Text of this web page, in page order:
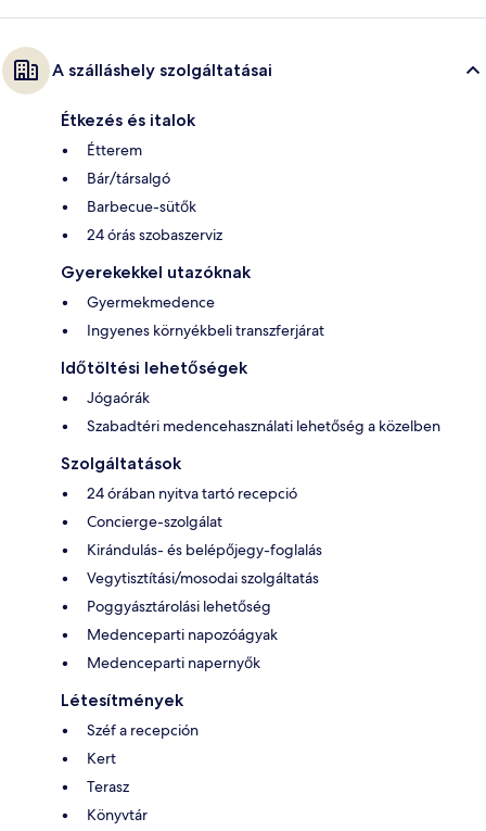
A szálláshely szolgáltatásai
Étkezés és italok
Étterem
Bár/társalgó
Barbecue-sütők
24 órás szobaszerviz
Gyerekekkel utazóknak
Gyermekmedence
Ingyenes környékbeli transzferjárat
Időtöltési lehetőségek
Jógaórák
Szabadtéri medencehasználati lehetőség a közelben
Szolgáltatások
24 órában nyitva tartó recepció
Concierge-szolgálat
Kirándulás- és belépőjegy-foglalás
Vegytisztítási/mosodai szolgáltatás
Poggyásztárolási lehetőség
Medenceparti napozóágyak
Medenceparti napernyők
Létesítmények
Széf a recepción
Kert
Terasz
Könyvtár